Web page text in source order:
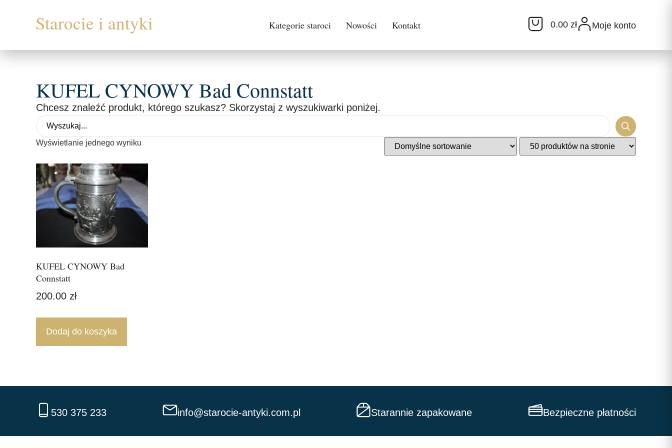
Kategorie staroci Nowości Kontakt 0.00 zł Moje konto
KUFEL CYNOWY Bad Connstatt
Chcesz znaleźć produkt, którego szukasz? Skorzystaj z wyszukiwarki poniżej.
Wyświetlanie jednego wyniku
KUFEL CYNOWY Bad
Connstatt
200.00 zł
Dodaj do koszyka
530 375 233 info@starocie-antyki.com.pl Starannie zapakowane Bezpieczne płatności